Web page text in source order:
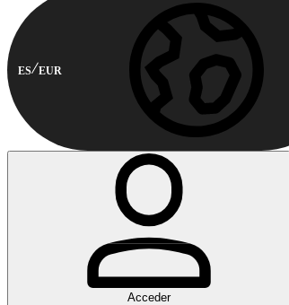
ES EUR
Acceder